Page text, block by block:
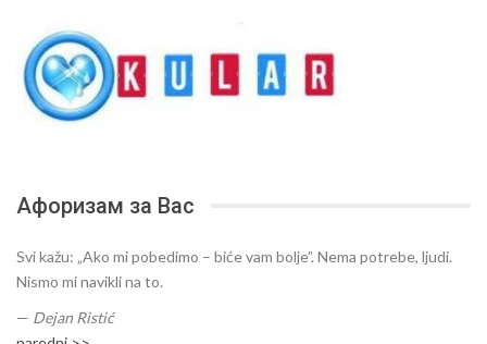
Афоризам за Вас
Svi kažu: „Ako mi pobedimo – biće vam bolje”. Nema potrebe, ljudi.
Nismo mi navikli na to.
— Dejan Ristić